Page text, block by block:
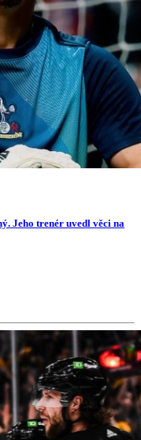
Jeho trenér uvedl věci na